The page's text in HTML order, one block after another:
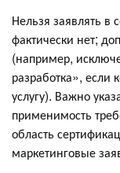
Нельзя заявлять в
фактически нет;
(например,
разработка», если
услугу). Важно
применимость
область
маркетинговые